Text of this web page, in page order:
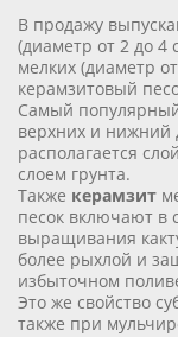
В продажу
(диаметр от 2 до 4
мелких (диаметр
керамзитовый
Самый
верхних и нижний
располагается
слоем грунта.
Также керамзит
песок включают в
выращивания
более рыхлой и
избыточном
Это же свойство
также при